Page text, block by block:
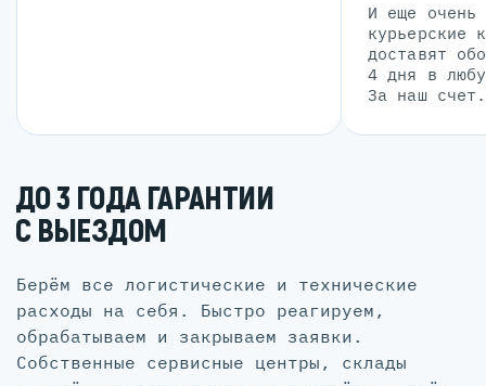
И еще очень
курьерские
доставят
4 дня в
За наш счет.
ДО 3 ГОДА ГАРАНТИИ
С ВЫЕЗДОМ
Берём все логистические и технические
расходы на себя. Быстро реагируем,
обрабатываем и закрываем заявки.
Собственные сервисные центры, склады